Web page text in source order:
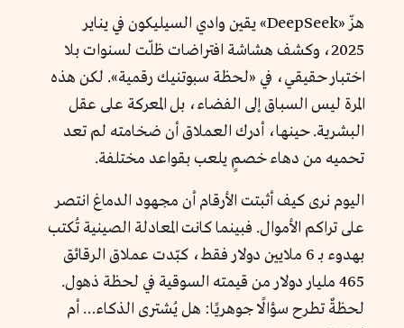
هزّ «DeepSeek» يقين وادي السيليكون في يناير
2025، وكشف هشاشة افتراضات ظلّت لسنوات بلا
اختبار حقيقي، في «لحظة سبوتنيك رقمية». لكن هذه
المرة ليس السباق إلى الفضاء، بل المعركة على عقل
البشرية. حينها، أدرك العملاق أن ضخامته لم تعد
تحميه من دهاء خصمٍ يلعب بقواعد مختلفة.
اليوم نرى كيف أثبتت الأرقام أن مجهود الدماغ انتصر
على تراكم الأموال. فبينما كانت المعادلة الصينية تُكتب
بهدوء بـ 6 ملايين دولار فقط، كبّدت عملاق الرقائق
465 مليار دولار من قيمته السوقية في لحظة ذهول.
لحظةٌ تطرح سؤالًا جوهريًا: هل يُشترى الذكاء… أم